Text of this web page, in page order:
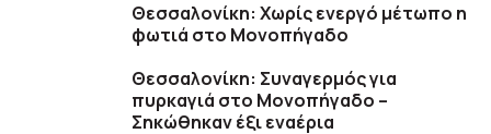
Θεσσαλονίκη: Χωρίς ενεργό μέτωπο η
φωτιά στο Μονοπήγαδο
Θεσσαλονίκη: Συναγερμός για
πυρκαγιά στο Μονοπήγαδο –
Σηκώθηκαν έξι εναέρια